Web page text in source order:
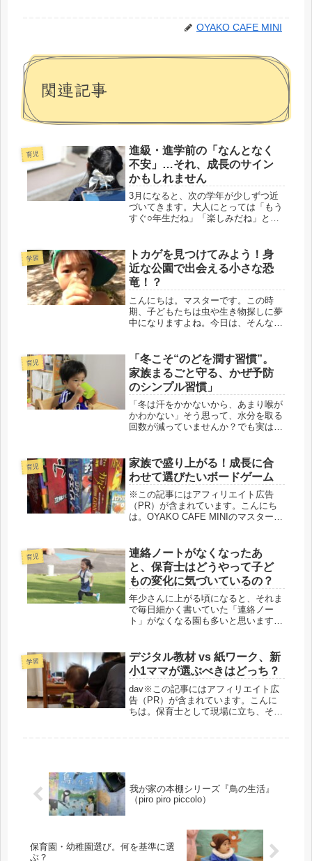
OYAKO CAFE MINI
関連記事
育児
進級・進学前の「なんとなく
不安」…それ、成長のサイン
かもしれません
3月になると、次の学年が少しずつ近
づいてきます。大人にとっては「もう
すぐ○年生だね」「楽しみだね」とい
いタイミングでもあります。特に変化
が出やすいのは、4歳以上の子どもた
ち...
学習
トカゲを見つけてみよう！身
近な公園で出会える小さな恐
竜！？
こんにちは。マスターです。この時
期、子どもたちは虫や生き物探しに夢
中になりますよね。今日は、そんな外
てお話ししたいと思います。実は、家
の近所や公園にもたくさん暮らしてい
て、...
育児
「冬こそ“のどを潤す習慣”。
家族まるごと守る、かぜ予防
のシンプル習慣」
「冬は汗をかかないから、あまり喉が
かわかない」そう思って、水分を取る
回数が減っていませんか？でも実は、
めな水分補給」と、のど・はな風邪予
防の関係についてお話します。■ の...
育児
家族で盛り上がる！成長に合
わせて選びたいボードゲーム
※この記事にはアフィリエイト広告
（PR）が含まれています。こんにち
は。OYAKO CAFE MINIのマスターで
みを抱えるママさんに、今回、私が自
信を持っておすすめしたいの...
育児
連絡ノートがなくなったあ
と、保育士はどうやって子ど
もの変化に気づいているの？
年少さんに上がる頃になると、それま
で毎日細かく書いていた「連絡ノー
ト」がなくなる園も多いと思います。
いた情報がなくなると、「先生って、
子どもの体調とか大丈夫なのかな？」
「家...
学習
デジタル教材 vs 紙ワーク、新
小1ママが選ぶべきはどっち？
dav※この記事にはアフィリエイト広
告（PR）が含まれています。こんに
ちは。保育士として現場に立ち、そし
我が家の本棚シリーズ『鳥の生活』
（piro piro piccolo）
保育園・幼稚園選び。何を基準に選
ぶ？